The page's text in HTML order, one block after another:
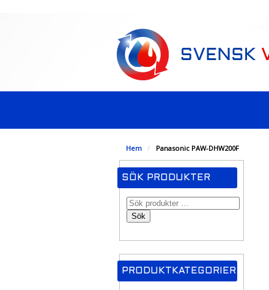
Hem / Panasonic PAW-DHW200F
SÖK PRODUKTER
Sök
PRODUKTKATEGORIER